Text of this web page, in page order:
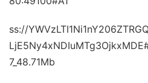
ss://
7_48.71Mb